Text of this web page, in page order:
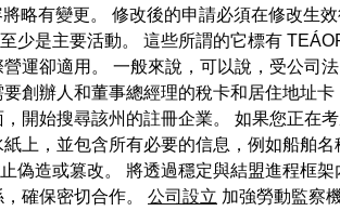
略有變更。 修改後的申請必須在修改生
少是主要活動。 這些所謂的它標有
運卻適用。 一般來說，可以說，受公司
創辦人和董事總經理的稅卡和居住地址
開始搜尋該州的註冊企業。 如果您正在
上，並包含所有必要的信息，例如船舶
偽造或篡改。 將透過穩定與結盟進程框
確保密切合作。 公司設立 加強勞動監察